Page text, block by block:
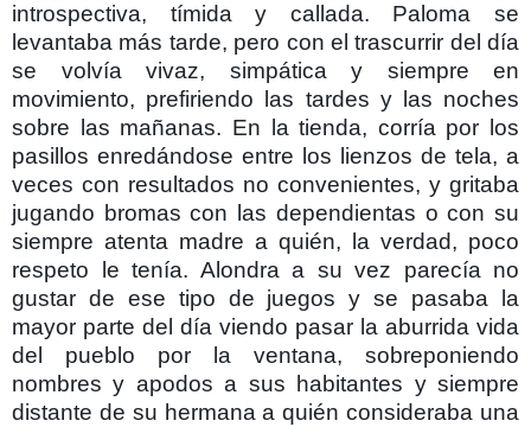
introspectiva, tímida y callada. Paloma se
levantaba más tarde, pero con el trascurrir del día
se volvía vivaz, simpática y siempre en
movimiento, prefiriendo las tardes y las noches
sobre las mañanas. En la tienda, corría por los
pasillos enredándose entre los lienzos de tela, a
veces con resultados no convenientes, y gritaba
jugando bromas con las dependientas o con su
siempre atenta madre a quién, la verdad, poco
respeto le tenía. Alondra a su vez parecía no
gustar de ese tipo de juegos y se pasaba la
mayor parte del día viendo pasar la aburrida vida
del pueblo por la ventana, sobreponiendo
nombres y apodos a sus habitantes y siempre
distante de su hermana a quién consideraba una